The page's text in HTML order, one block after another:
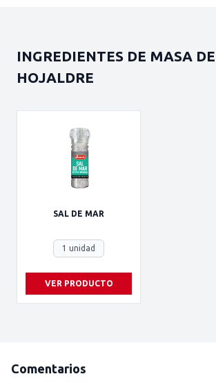
INGREDIENTES DE MASA DE
HOJALDRE
SAL DE MAR
1 unidad
VER PRODUCTO
Comentarios